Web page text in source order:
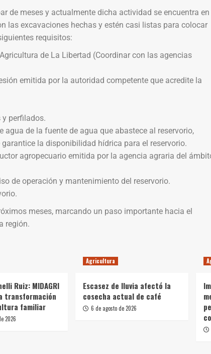
de meses y actualmente dicha actividad se encuentra en
las excavaciones hechas y estén casi listas para colocar
requisitos:
de La Libertad (Coordinar con las agencias
emitida por la autoridad competente que acredite la
y perfilados.
de la fuente de agua que abastece al reservorio,
la disponibilidad hídrica para el reservorio.
agropecuario emitida por la agencia agraria del
de operación y mantenimiento del reservorio.
meses, marcando un paso importante hacia el
región.
Ruiz: MIDAGRI
transformación
familiar
2026
Agricultura
Escasez de lluvia afectó la
cosecha actual de café
6 de agosto de 2026